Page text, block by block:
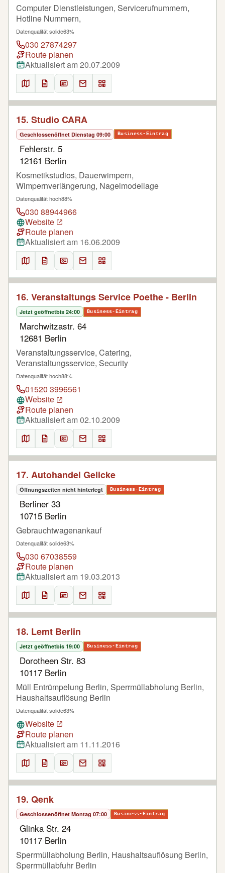
Computer Dienstleistungen, Servicerufnummern,
Hotline Nummern,
Datenqualität solide63%
030 27874297
Route planen
Aktualisiert am 20.07.2009
15. Studio CARA
Geschlossenöffnet Dienstag 09:00 Business-Eintrag
Fehlerstr. 5
12161 Berlin
Kosmetikstudios, Dauerwimpern,
Wimpernverlängerung, Nagelmodellage
Datenqualität hoch88%
030 88944966
Website
Route planen
Aktualisiert am 16.06.2009
16. Veranstaltungs Service Poethe - Berlin
Jetzt geöffnetbis 24:00 Business-Eintrag
Marchwitzastr. 64
12681 Berlin
Veranstaltungsservice, Catering,
Veranstaltungsservice, Security
Datenqualität hoch88%
01520 3996561
Website
Route planen
Aktualisiert am 02.10.2009
17. Autohandel Gelicke
Öffnungszeiten nicht hinterlegt Business-Eintrag
Berliner 33
10715 Berlin
Gebrauchtwagenankauf
Datenqualität solide63%
030 67038559
Route planen
Aktualisiert am 19.03.2013
18. Lemt Berlin
Jetzt geöffnetbis 19:00 Business-Eintrag
Dorotheen Str. 83
10117 Berlin
Müll Entrümpelung Berlin, Sperrmüllabholung Berlin,
Haushaltsauflösung Berlin
Datenqualität solide63%
Website
Route planen
Aktualisiert am 11.11.2016
19. Qenk
Geschlossenöffnet Montag 07:00 Business-Eintrag
Glinka Str. 24
10117 Berlin
Sperrmüllabholung Berlin, Haushaltsauflösung Berlin,
Sperrmüllabfuhr Berlin